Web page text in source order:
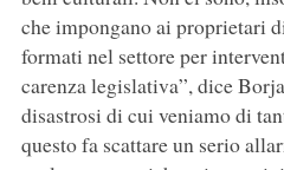
che impongano ai proprietari
formati nel settore per
carenza legislativa”, dice
disastrosi di cui veniamo di
questo fa scattare un serio